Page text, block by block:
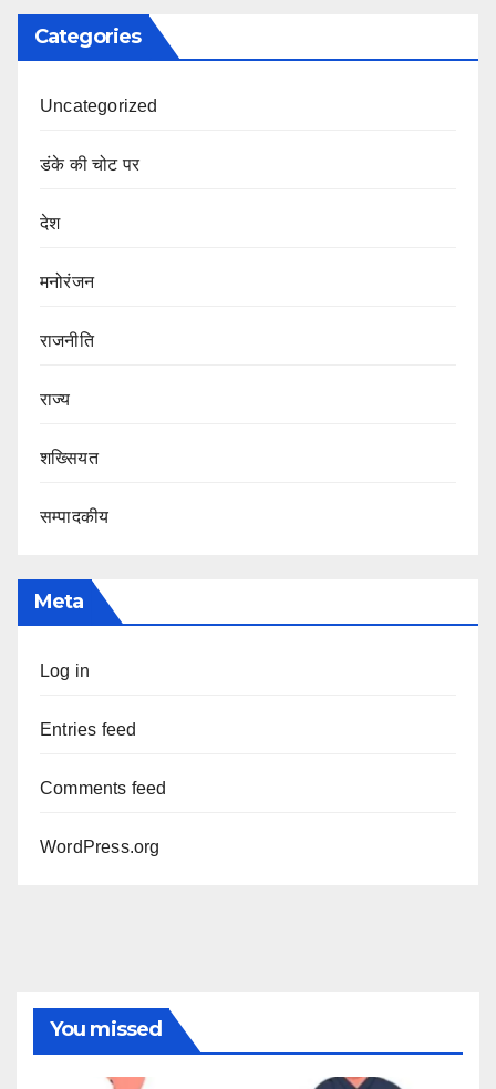
Categories
Uncategorized
डंके की चोट पर
देश
मनोरंजन
राजनीति
राज्य
शख्सियत
सम्पादकीय
Meta
Log in
Entries feed
Comments feed
WordPress.org
You missed